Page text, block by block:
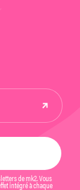
de mk2. Vous
intégré à chaque